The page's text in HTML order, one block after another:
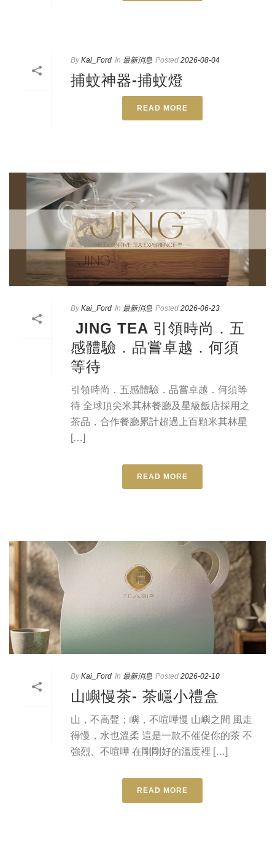
By Kai_Ford In 最新消息 Posted 2026-08-04
捕蚊神器-捕蚊燈
READ MORE
By Kai_Ford In 最新消息 Posted 2026-06-23
JING TEA 引領時尚．五
感體驗．品嘗卓越．何須
等待
引領時尚．五感體驗．品嘗卓越．何須等
待 全球頂尖米其林餐廳及星級飯店採用之
茶品，合作餐廳累計超過上百顆米其林星
[…]
READ MORE
By Kai_Ford In 最新消息 Posted 2026-02-10
山嶼慢茶- 茶嶾小禮盒
山，不高聲；嶼，不喧嘩慢 山嶼之間 風走
得慢，水也溫柔 這是一款不催促你的茶 不
強烈、不喧嘩 在剛剛好的溫度裡 […]
READ MORE